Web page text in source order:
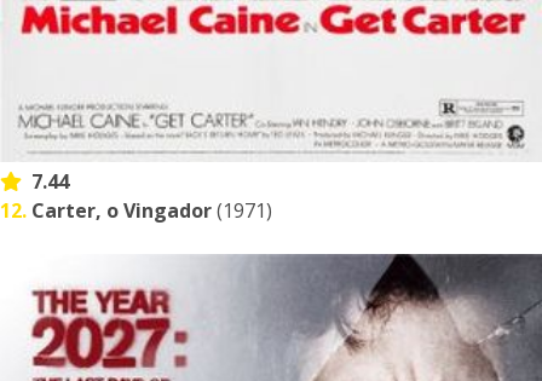
7.44
12. Carter, o Vingador(1971)